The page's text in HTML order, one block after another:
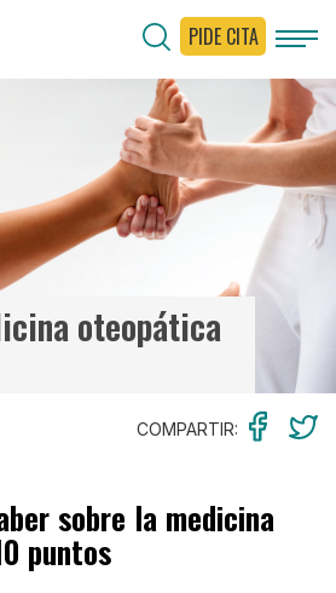
PIDE CITA
oteopática
COMPARTIR:
sobre la medicina
puntos